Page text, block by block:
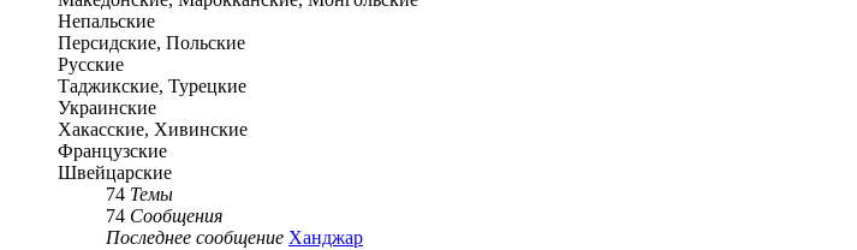
Непальские
Персидские, Польские
Русские
Таджикские, Турецкие
Украинские
Хакасские, Хивинские
Французские
Швейцарские
74 Темы
74 Сообщения
Последнее сообщение Ханджар